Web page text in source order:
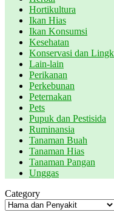
Hortikultura
Ikan Hias
Ikan Konsumsi
Kesehatan
Konservasi dan
Lain-lain
Perikanan
Perkebunan
Peternakan
Pets
Pupuk dan Pestisida
Ruminansia
Tanaman Buah
Tanaman Hias
Tanaman Pangan
Unggas
Category